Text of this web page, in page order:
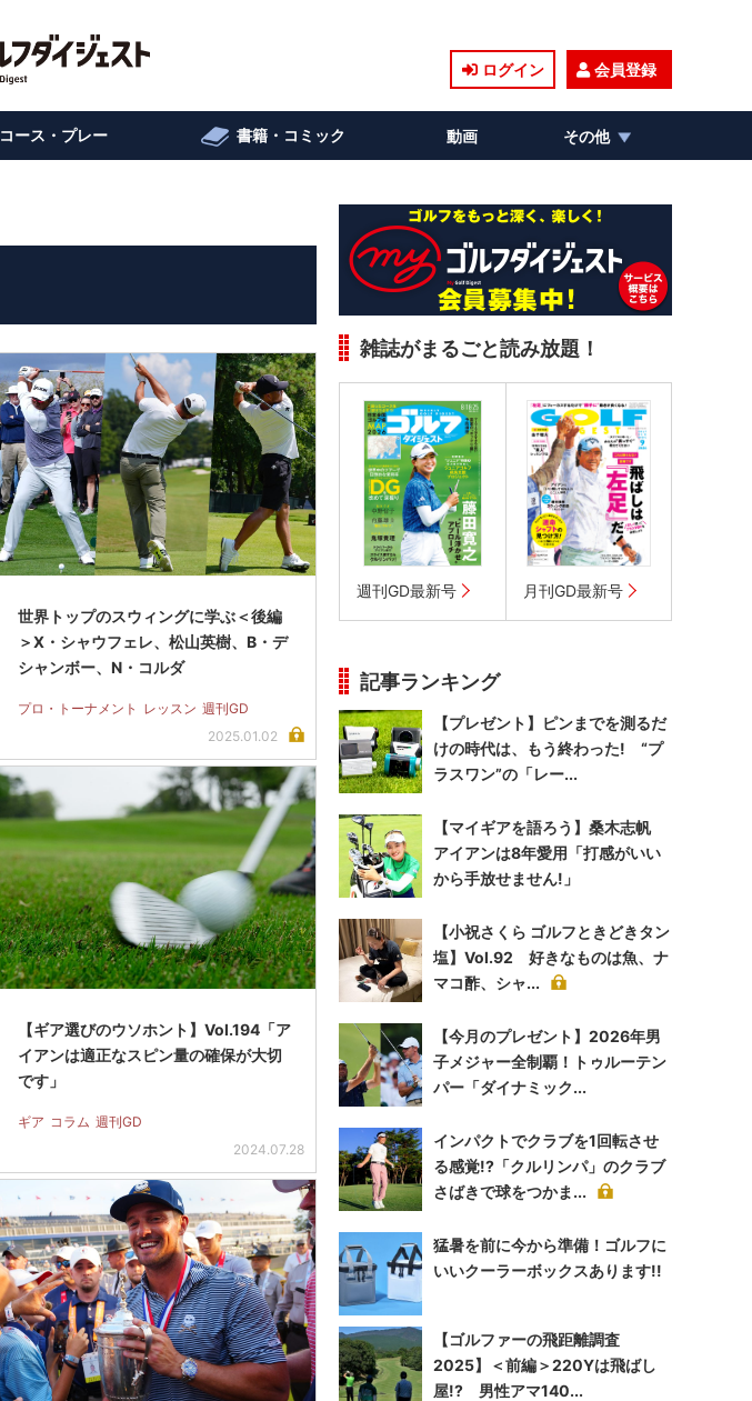
ログイン 会員登録
コース・プレー 書籍・コミック 動画 その他
世界トップのスウィングに学ぶ＜後編
＞X・シャウフェレ、松山英樹、B・デ
シャンボー、N・コルダ
プロ・トーナメント レッスン 週刊GD
2025.01.02
【ギア選びのウソホント】Vol.194「ア
イアンは適正なスピン量の確保が大切
です」
ギア コラム 週刊GD
2024.07.28
雑誌がまるごと読み放題！
週刊GD最新号 月刊GD最新号
記事ランキング
【プレゼント】ピンまでを測るだ
けの時代は、もう終わった! “プ
ラスワン”の「レー...
【マイギアを語ろう】桑木志帆
アイアンは8年愛用「打感がいい
から手放せません!」
【小祝さくら ゴルフときどきタン
塩】Vol.92 好きなものは魚、ナ
マコ酢、シャ...
【今月のプレゼント】2026年男
子メジャー全制覇！トゥルーテン
パー「ダイナミック...
インパクトでクラブを1回転させ
る感覚!?「クルリンパ」のクラブ
さばきで球をつかま...
猛暑を前に今から準備！ゴルフに
いいクーラーボックスあります!!
【ゴルファーの飛距離調査
2025】＜前編＞220Yは飛ばし
屋!? 男性アマ140...